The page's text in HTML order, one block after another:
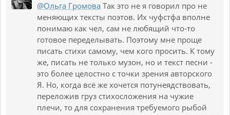
@Ольга Громова Так это не я говорил про не
меняющих тексты поэтов. Их чуфстфа вполне
понимаю как чел, сам не любящий что-то
готовое переделывать. Поэтому мне проще
писать стихи самому, чем кого просить. К тому
же, писать не только музон, но и текст песни -
это более целостно с точки зрения авторского
Я. Но, когда всё же хочется потунеядствовать,
переложив груз стихосложения на чужие
плечи, то для сохранения требуемого рыбой